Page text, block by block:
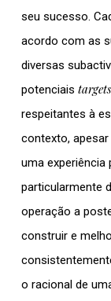
seu sucesso.
acordo com as
diversas
potenciais targets
respeitantes à
contexto,
uma experiência
particularmente
operação a
construir e
o racional de